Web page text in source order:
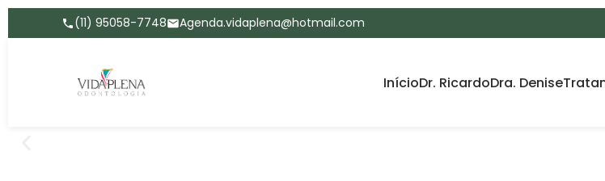
(11) 95058-7748 Agenda.vidaplena@hotmail.com
InícioDr. RicardoDra. Denise